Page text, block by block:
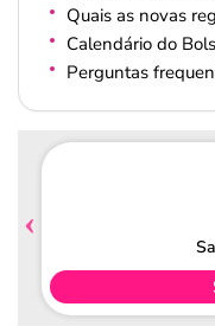
Quais as novas
Calendário do
Perguntas